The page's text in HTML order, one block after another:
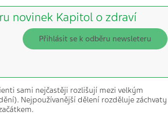
novinek Kapitol o zdraví
Přihlásit se k odběru newsleteru
sami nejčastěji rozlišují mezi velkým
Nejpoužívanější dělení rozděluje záchvaty